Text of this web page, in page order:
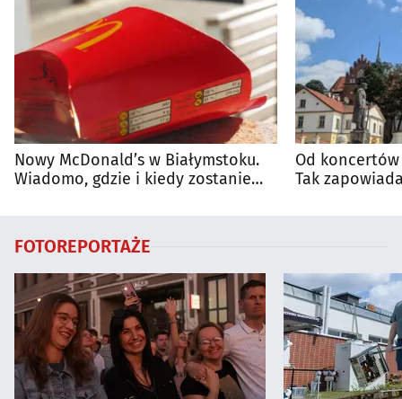
Nowy McDonald’s w Białymstoku.
Wiadomo, gdzie i kiedy zostanie
Od
Tak
FOTOREPORTAŻE